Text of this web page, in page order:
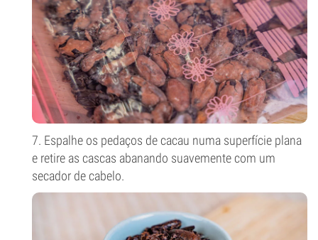
7. Espalhe os pedaços de cacau numa superfície plana
e retire as cascas abanando suavemente com um
secador de cabelo.